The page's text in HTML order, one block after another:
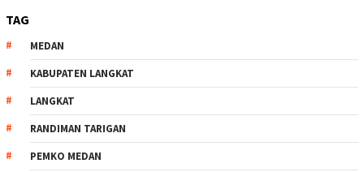
TAG
MEDAN
KABUPATEN LANGKAT
LANGKAT
RANDIMAN TARIGAN
PEMKO MEDAN